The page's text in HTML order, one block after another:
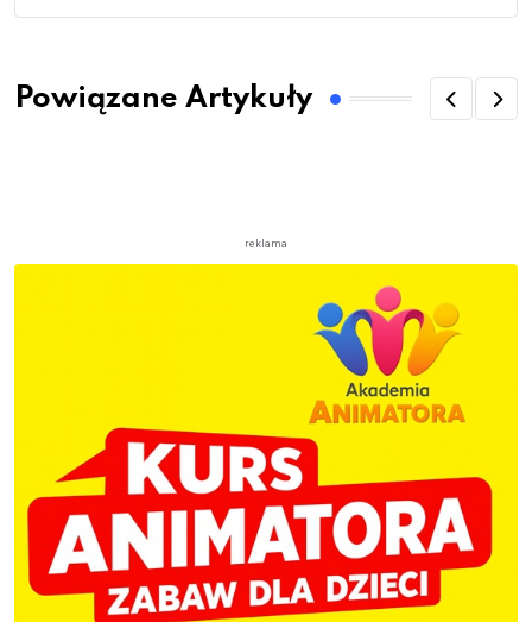
Powiązane Artykuły
reklama